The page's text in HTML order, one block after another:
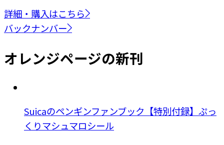
詳細・購入はこちら
バックナンバー
オレンジページの新刊
Suicaのペンギンファンブック【特別付録】ぷっ
くりマシュマロシール